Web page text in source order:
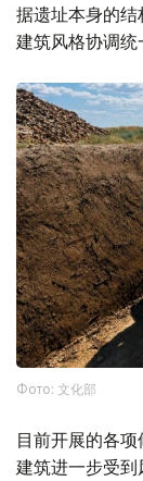
据遗址本身的
建筑风格协调统
Фото: 文化部
目前开展的各
建筑进一步受